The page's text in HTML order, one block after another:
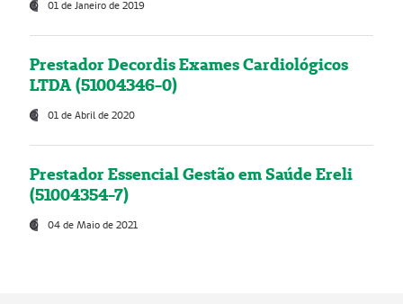
01 de Janeiro de 2019
Prestador Decordis Exames Cardiológicos
LTDA (51004346-0)
01 de Abril de 2020
Prestador Essencial Gestão em Saúde Ereli
(51004354-7)
04 de Maio de 2021